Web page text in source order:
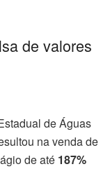
de valores
de Águas
na venda de
de até 187%